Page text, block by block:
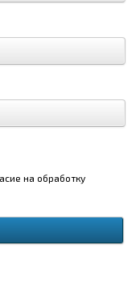
на обработку